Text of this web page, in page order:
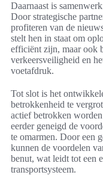
Daarnaast is
Door strategische
profiteren van de
stelt hen in staat om
efficiënt zijn, maar ook
verkeersveiligheid en
voetafdruk.
Tot slot is het
betrokkenheid te
actief betrokken
eerder geneigd de
te omarmen. Door een
kunnen de voordelen
benut, wat leidt tot een
transportsysteem.